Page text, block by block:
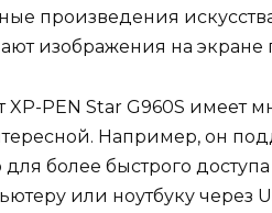
произведения
изображения на
XP-PEN Star G960S имеет
Например, он
более быстрого
или ноутбуку через